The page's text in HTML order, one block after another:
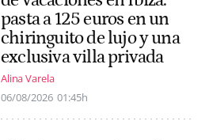
pasta a 125 euros en un
chiringuito de lujo y una
exclusiva villa privada
Alina Varela
06/08/2026 01:45h